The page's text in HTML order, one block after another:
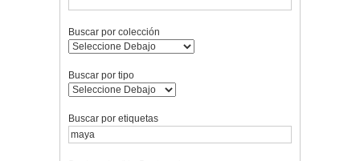
Buscar por colección
Buscar por tipo
Buscar por etiquetas